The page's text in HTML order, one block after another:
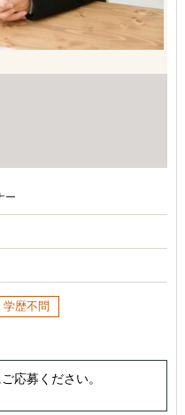
ー
学歴不問
応募ください。